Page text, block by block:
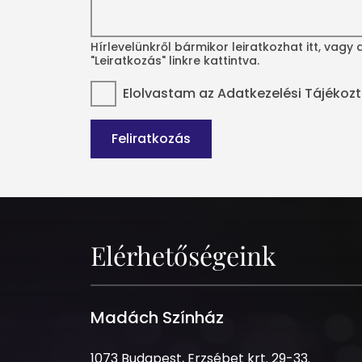
Hírlevelünkről bármikor leiratkozhat itt, vagy
"Leiratkozás" linkre kattintva.
Elolvastam az Adatkezelési
Feliratkozás
Elérhetőségeink
Madách Színház
1073